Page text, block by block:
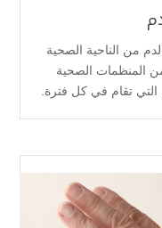
من الناحية الصحية
من المنظمات الصحية
التي تقام في كل فترة.